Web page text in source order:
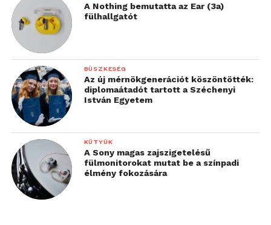
A Nothing bemutatta az Ear (3a)
fülhallgatót
BÜSZKESÉG
Az új mérnökgenerációt köszöntötték:
diplomaátadót tartott a Széchenyi
István Egyetem
KÜTYÜK
A Sony magas zajszigetelésű
fülmonitorokat mutat be a színpadi
élmény fokozására